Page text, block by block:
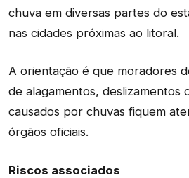
chuva em diversas partes do
nas cidades próximas ao litoral.
A orientação é que moradores
de alagamentos, deslizamentos
causados por chuvas fiquem
órgãos oficiais.
Riscos associados